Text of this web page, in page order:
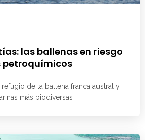
las ballenas en riesgo
petroquímicos
refugio de la ballena franca austral y
más biodiversas